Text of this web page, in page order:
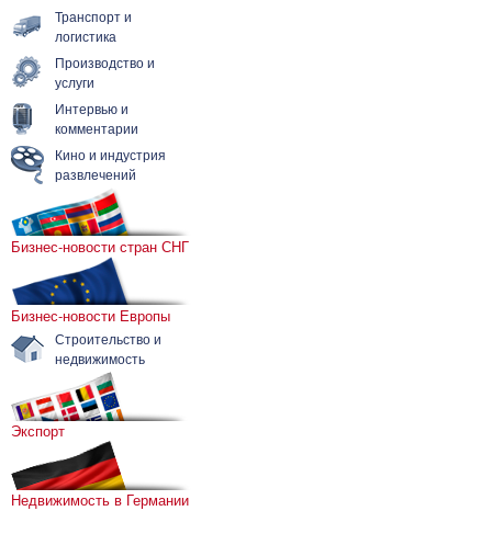
Транспорт и
логистика
Производство и
услуги
Интервью и
комментарии
Кино и индустрия
развлечений
Бизнес-новости стран СНГ
Бизнес-новости Европы
Строительство и
недвижимость
Экспорт
Недвижимость в Германии